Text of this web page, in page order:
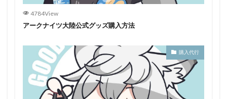
4784View
アークナイツ大陸公式グッズ購入方法
購入代行